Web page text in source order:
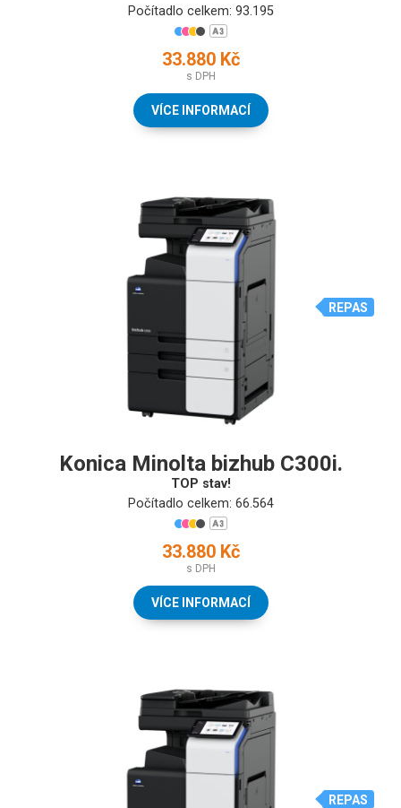
Počítadlo celkem: 93.195
33.880 Kč
s DPH
VÍCE INFORMACÍ
REPAS
Konica Minolta bizhub C300i.
TOP stav!
Počítadlo celkem: 66.564
33.880 Kč
s DPH
VÍCE INFORMACÍ
REPAS